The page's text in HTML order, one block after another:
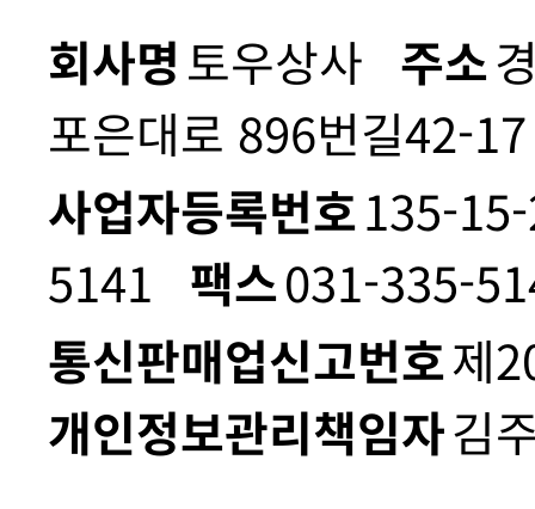
회사명토우상사 주소
포은대로 896번길42-17
사업자등록번호135-
5141 팩스031-335-
통신판매업신고번호제
개인정보관리책임자김